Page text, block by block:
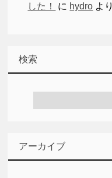
した！
に hydro より
検索
アーカイブ